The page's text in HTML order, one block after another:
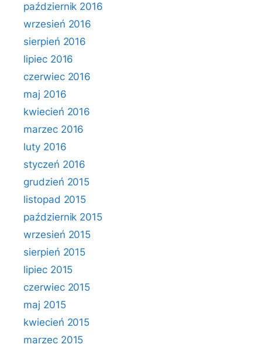
październik 2016
wrzesień 2016
sierpień 2016
lipiec 2016
czerwiec 2016
maj 2016
kwiecień 2016
marzec 2016
luty 2016
styczeń 2016
grudzień 2015
listopad 2015
październik 2015
wrzesień 2015
sierpień 2015
lipiec 2015
czerwiec 2015
maj 2015
kwiecień 2015
marzec 2015